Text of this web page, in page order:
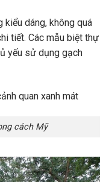
kiểu dáng, không quá
tiết. Các mẫu biệt thự
yếu sử dụng gạch
cách Mỹ